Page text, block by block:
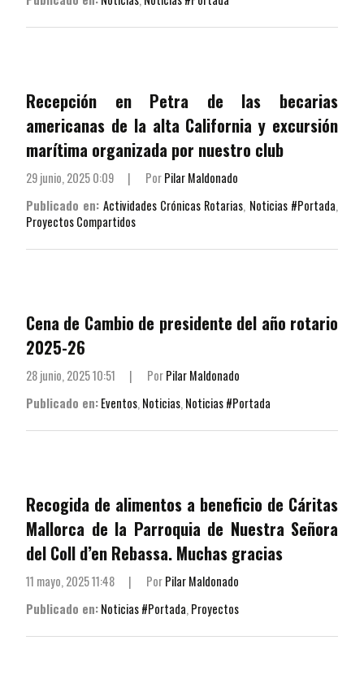
Recepción en Petra de las becarias
americanas de la alta California y excursión
marítima organizada por nuestro club
29 junio, 2025 0:09 | PorPilar Maldonado
Publicado en: Actividades Crónicas Rotarias, Noticias #Portada,
Proyectos Compartidos
Cena de Cambio de presidente del año rotario
2025-26
28 junio, 2025 10:51 | PorPilar Maldonado
Publicado en:Eventos, Noticias, Noticias #Portada
Recogida de alimentos a beneficio de Cáritas
Mallorca de la Parroquia de Nuestra Señora
del Coll d’en Rebassa. Muchas gracias
11 mayo, 2025 11:48 | PorPilar Maldonado
Publicado en:Noticias #Portada,Proyectos